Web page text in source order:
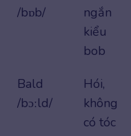
/bɒb/
ngắn
kiểu
bob
Bald
/bɔːld/
Hói,
không
có tóc